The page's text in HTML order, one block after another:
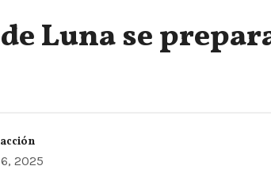
Luna se
2025